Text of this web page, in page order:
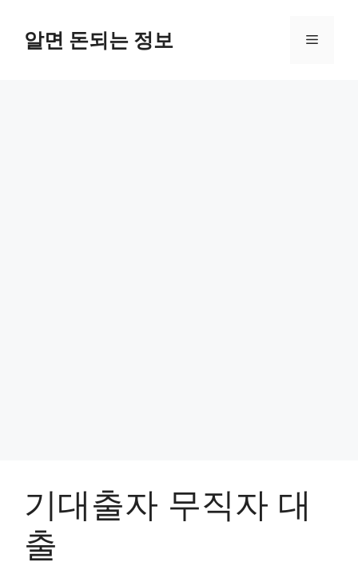
알면 돈되는 정보 메
기대출자 무직자 대
출